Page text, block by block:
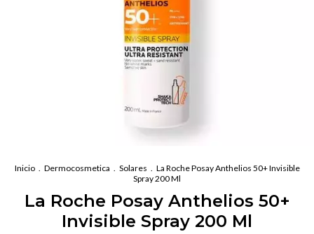
Inicio . Dermocosmetica . Solares . La Roche Posay Anthelios 50+ Invisible
Spray 200 Ml
La Roche Posay Anthelios 50+
Invisible Spray 200 Ml